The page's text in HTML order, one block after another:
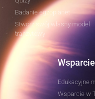
Badanie egzoplanet
Stwórz swój własny model
tranzytowy
Edukacyjne
Wsparcie w